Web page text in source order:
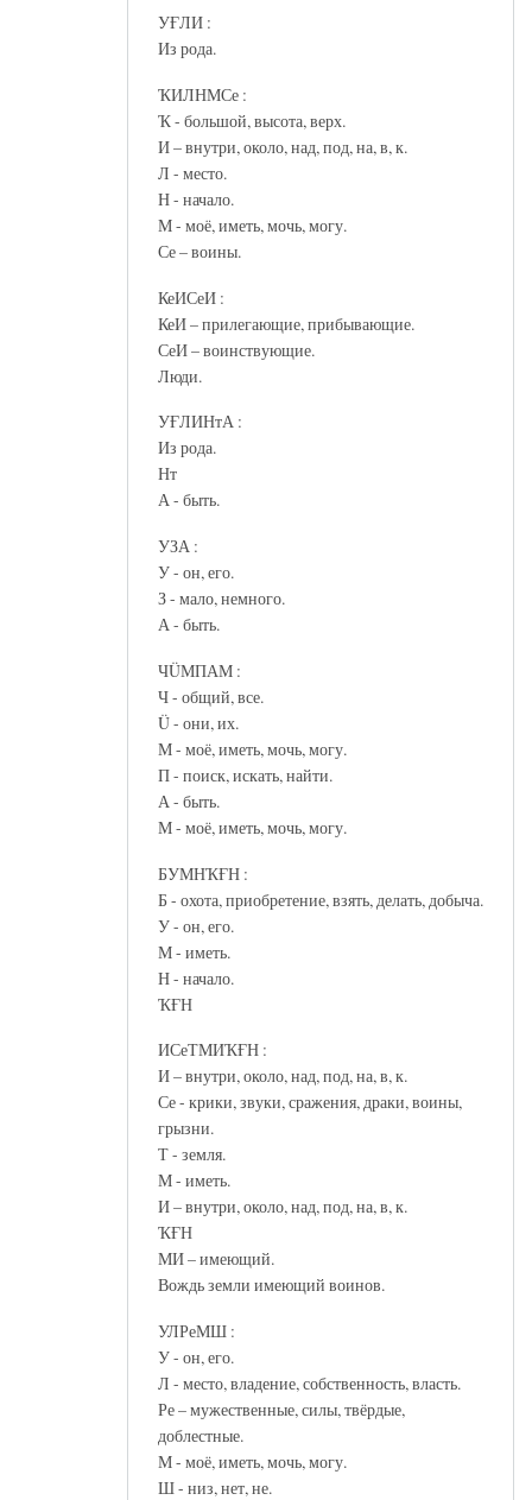
УҒЛИ :
Из рода.
ҠИЛНМСе :
Ҡ - большой, высота, верх.
И – внутри, около, над, под, на, в, к.
Л - место.
Н - начало.
М - моё, иметь, мочь, могу.
Се – воины.
КеИСеИ :
КеИ – прилегающие, прибывающие.
СеИ – воинствующие.
Люди.
УҒЛИНтА :
Из рода.
Нт
А - быть.
УЗА :
У - он, его.
З - мало, немного.
А - быть.
ЧÜМПАМ :
Ч - общий, все.
Ü - они, их.
М - моё, иметь, мочь, могу.
П - поиск, искать, найти.
А - быть.
М - моё, иметь, мочь, могу.
БУМНҠҒН :
Б - охота, приобретение, взять, делать, добыча.
У - он, его.
М - иметь.
Н - начало.
ҠҒН
ИСеТМИҠҒН :
И – внутри, около, над, под, на, в, к.
Се - крики, звуки, сражения, драки, воины,
грызни.
Т - земля.
М - иметь.
И – внутри, около, над, под, на, в, к.
ҠҒН
МИ – имеющий.
Вождь земли имеющий воинов.
УЛРеМШ :
У - он, его.
Л - место, владение, собственность, власть.
Ре – мужественные, силы, твёрдые,
доблестные.
М - моё, иметь, мочь, могу.
Ш - низ, нет, не.